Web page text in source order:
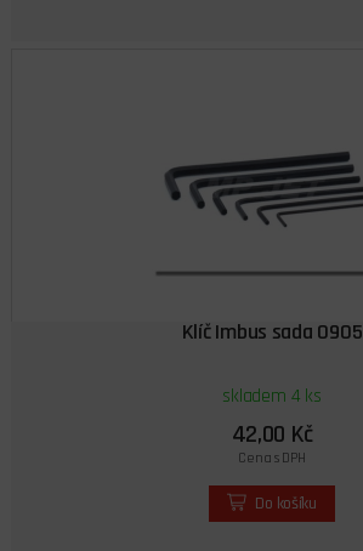
Klíč Imbus sada 0905
skladem 4 ks
42,00 Kč
Cena s DPH
Do košíku